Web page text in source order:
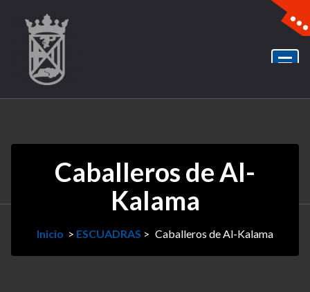
Caballeros de Al-
Kalama
Inicio > ESCUADRAS > Caballeros de Al-Kalama